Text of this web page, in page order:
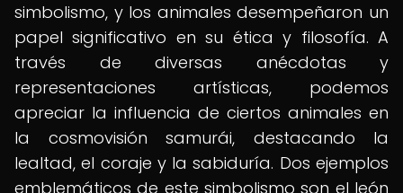
simbolismo, y los animales desempeñaron un
papel significativo en su ética y filosofía. A
través de diversas anécdotas y
representaciones artísticas, podemos
apreciar la influencia de ciertos animales en
la cosmovisión samurái, destacando la
lealtad, el coraje y la sabiduría. Dos ejemplos
emblemáticos de este simbolismo son el león